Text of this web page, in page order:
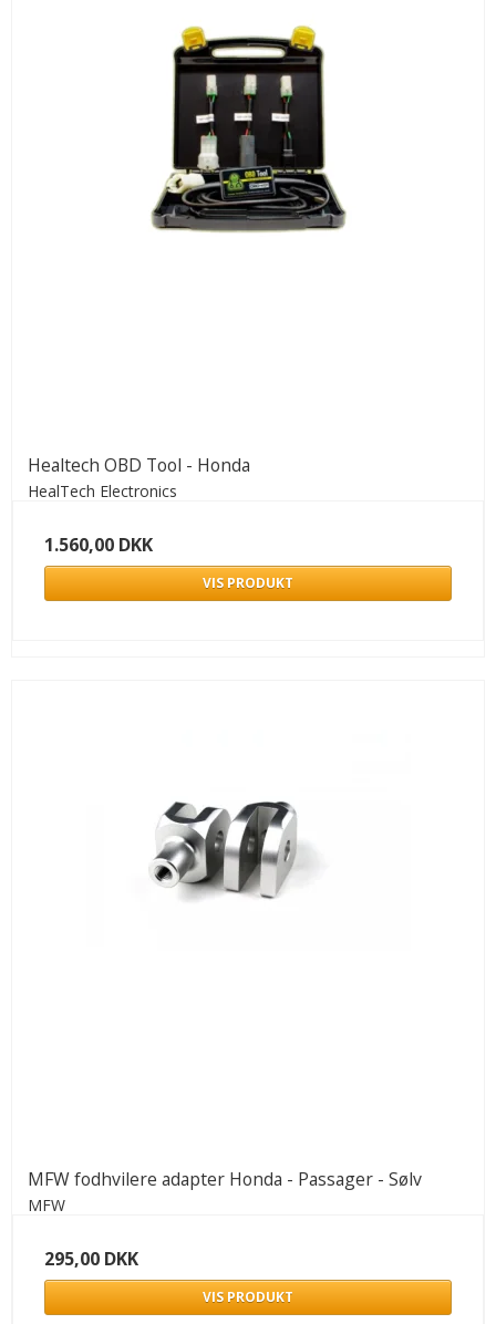
Healtech OBD Tool - Honda
HealTech Electronics
1.560,00 DKK
VIS PRODUKT
MFW fodhvilere adapter Honda - Passager - Sølv
MFW
295,00 DKK
VIS PRODUKT